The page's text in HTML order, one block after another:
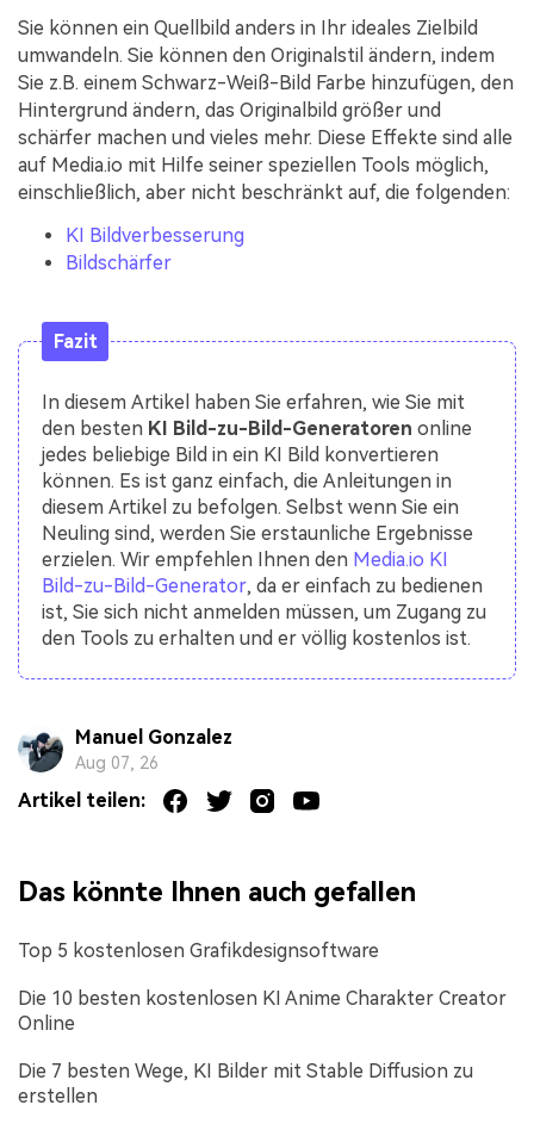
Sie können ein Quellbild anders in Ihr ideales Zielbild
umwandeln. Sie können den Originalstil ändern, indem
Sie z.B. einem Schwarz-Weiß-Bild Farbe hinzufügen, den
Hintergrund ändern, das Originalbild größer und
schärfer machen und vieles mehr. Diese Effekte sind alle
auf Media.io mit Hilfe seiner speziellen Tools möglich,
einschließlich, aber nicht beschränkt auf, die folgenden:
KI Bildverbesserung
Bildschärfer
Fazit
In diesem Artikel haben Sie erfahren, wie Sie mit
den besten KI Bild-zu-Bild-Generatoren online
jedes beliebige Bild in ein KI Bild konvertieren
können. Es ist ganz einfach, die Anleitungen in
diesem Artikel zu befolgen. Selbst wenn Sie ein
Neuling sind, werden Sie erstaunliche Ergebnisse
erzielen. Wir empfehlen Ihnen den Media.io KI
Bild-zu-Bild-Generator, da er einfach zu bedienen
ist, Sie sich nicht anmelden müssen, um Zugang zu
den Tools zu erhalten und er völlig kostenlos ist.
Manuel Gonzalez
Aug 07, 26
Artikel teilen:
Das könnte Ihnen auch gefallen
Top 5 kostenlosen Grafikdesignsoftware
Die 10 besten kostenlosen KI Anime Charakter Creator
Online
Die 7 besten Wege, KI Bilder mit Stable Diffusion zu
erstellen